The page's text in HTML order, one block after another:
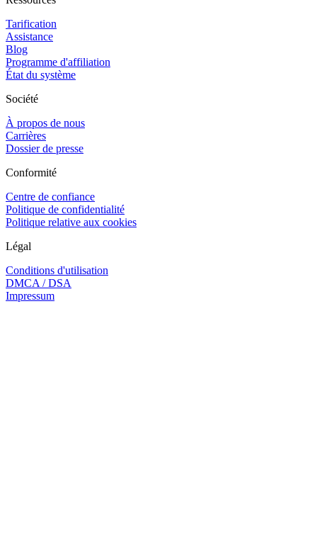
Tarification
Assistance
Blog
Programme d'affiliation
État du système
Société
À propos de nous
Carrières
Dossier de presse
Conformité
Centre de confiance
Politique de confidentialité
Politique relative aux cookies
Légal
Conditions d'utilisation
DMCA / DSA
Impressum